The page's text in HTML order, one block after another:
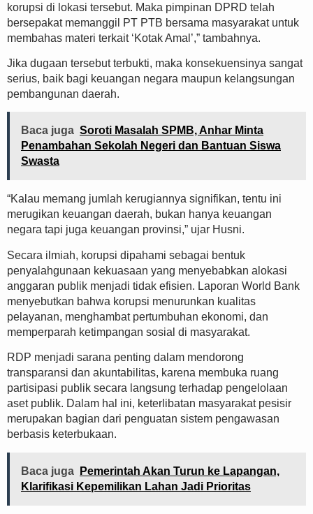
korupsi di lokasi tersebut. Maka pimpinan DPRD telah
bersepakat memanggil PT PTB bersama masyarakat untuk
membahas materi terkait ‘Kotak Amal’,” tambahnya.
Jika dugaan tersebut terbukti, maka konsekuensinya sangat
serius, baik bagi keuangan negara maupun kelangsungan
pembangunan daerah.
Baca juga Soroti Masalah SPMB, Anhar Minta
Penambahan Sekolah Negeri dan Bantuan Siswa
Swasta
“Kalau memang jumlah kerugiannya signifikan, tentu ini
merugikan keuangan daerah, bukan hanya keuangan
negara tapi juga keuangan provinsi,” ujar Husni.
Secara ilmiah, korupsi dipahami sebagai bentuk
penyalahgunaan kekuasaan yang menyebabkan alokasi
anggaran publik menjadi tidak efisien. Laporan World Bank
menyebutkan bahwa korupsi menurunkan kualitas
pelayanan, menghambat pertumbuhan ekonomi, dan
memperparah ketimpangan sosial di masyarakat.
RDP menjadi sarana penting dalam mendorong
transparansi dan akuntabilitas, karena membuka ruang
partisipasi publik secara langsung terhadap pengelolaan
aset publik. Dalam hal ini, keterlibatan masyarakat pesisir
merupakan bagian dari penguatan sistem pengawasan
berbasis keterbukaan.
Baca juga
Pemerintah Akan Turun ke Lapangan,
Klarifikasi Kepemilikan Lahan Jadi Prioritas